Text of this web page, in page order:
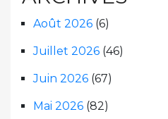
Août 2026 (6)
Juillet 2026 (46)
Juin 2026 (67)
Mai 2026 (82)